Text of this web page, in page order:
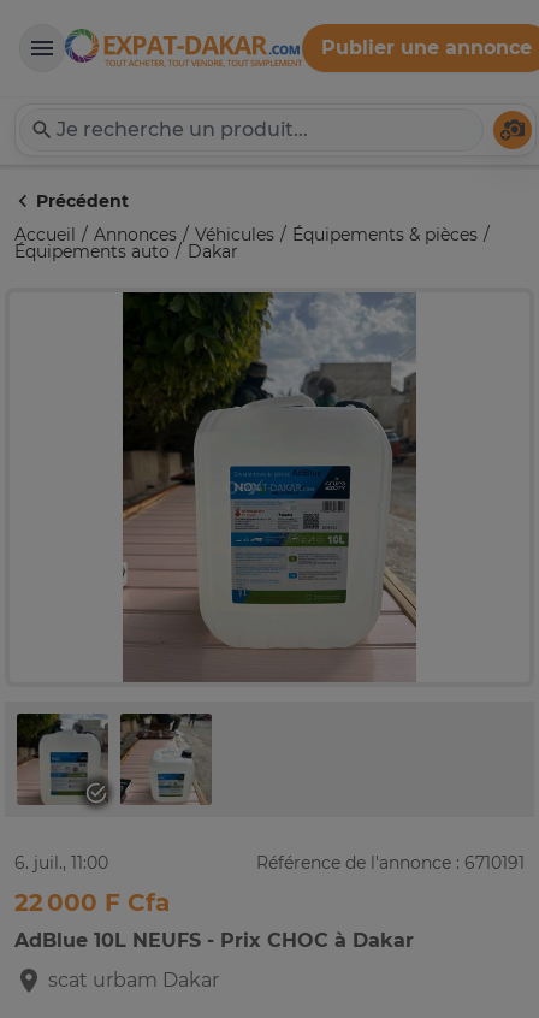
Expat-Dakar
Publier une annonce
Précédent
Accueil
Annonces Véhicules Équipements & pièces
Équipements auto Dakar
6. juil., 11:00 Référence de l'annonce : 6710191
22 000 F Cfa
AdBlue 10L NEUFS - Prix CHOC à Dakar
scat urbam Dakar